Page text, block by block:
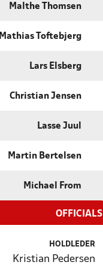
Malthe Thomsen
Mathias Toftebjerg
Lars Elsberg
Christian Jensen
Lasse Juul
Martin Bertelsen
Michael From
OFFICIALS
HOLDLEDER
Kristian Pedersen